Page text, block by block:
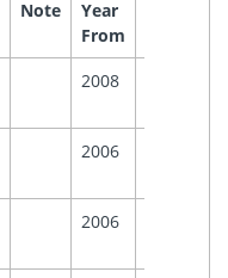
Note
Year
From
2008
2006
2006